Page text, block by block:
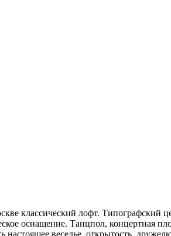
классический лофт. Типографский
оснащение. Танцпол, концертная
настоящее веселье, открытость,